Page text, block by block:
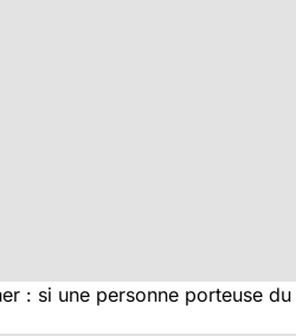
: si une personne porteuse